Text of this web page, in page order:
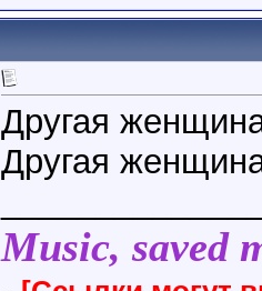
Другая
Другая
Music, saved